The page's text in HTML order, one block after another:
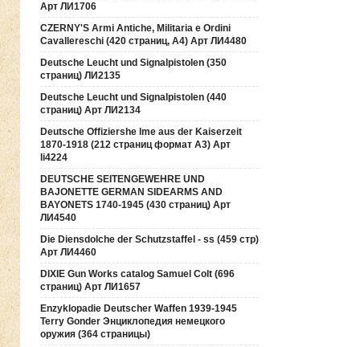
Арт ЛИ1706
CZERNY'S Armi Antiche, Militaria e Ordini
Cavallereschi (420 страниц, А4) Арт ЛИ4480
Deutsche Leucht und Signalpistolen (350
страниц) ЛИ2135
Deutsche Leucht und Signalpistolen (440
страниц) Арт ЛИ2134
Deutsche Offiziershe lme aus der Kaiserzeit
1870-1918 (212 страниц формат А3) Арт
li4224
DEUTSCHE SEITENGEWEHRE UND
BAJONETTE GERMAN SIDEARMS AND
BAYONETS 1740-1945 (430 страниц) Арт
ЛИ4540
Die Diensdolche der Schutzstaffel - ss (459 стр)
Арт ЛИ4460
DIXIE Gun Works catalog Samuel Colt (696
страниц) Арт ЛИ1657
Enzyklopadie Deutscher Waffen 1939-1945
Terry Gonder Энциклопедия немецкого
оружия (364 страницы)